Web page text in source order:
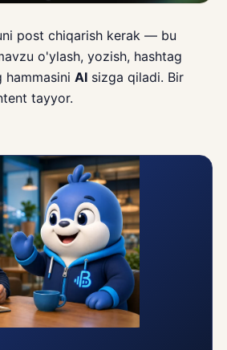
post chiqarish kerak — bu
o'ylash, yozish, hashtag
AI sizga qiladi. Bir
tayyor.